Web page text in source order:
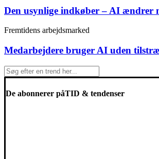
Den usynlige indkøber – AI ændrer
Fremtidens arbejdsmarked
Medarbejdere bruger AI uden
De abonnerer påTID & tendenser